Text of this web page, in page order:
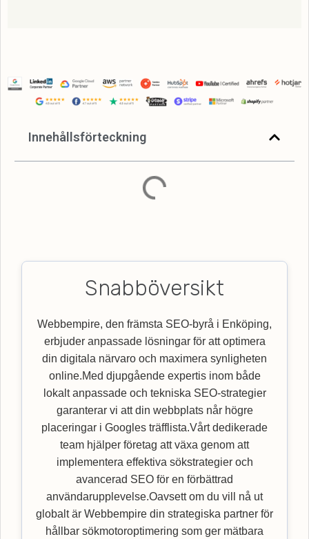
Innehållsförteckning
Snabböversikt
Webbempire, den främsta SEO-byrå i Enköping,
erbjuder anpassade lösningar för att optimera
din digitala närvaro och maximera synligheten
online.Med djupgående expertis inom både
lokalt anpassade och tekniska SEO-strategier
garanterar vi att din webbplats når högre
placeringar i Googles träfflista.Vårt dedikerade
team hjälper företag att växa genom att
implementera effektiva sökstrategier och
avancerad SEO för en förbättrad
användarupplevelse.Oavsett om du vill nå ut
globalt är Webbempire din strategiska partner för
hållbar sökmotoroptimering som ger mätbara